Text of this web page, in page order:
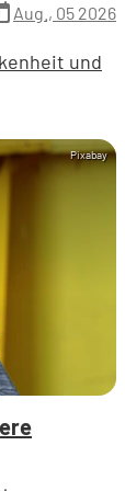
Aug., 05 2026
und
Pixabay